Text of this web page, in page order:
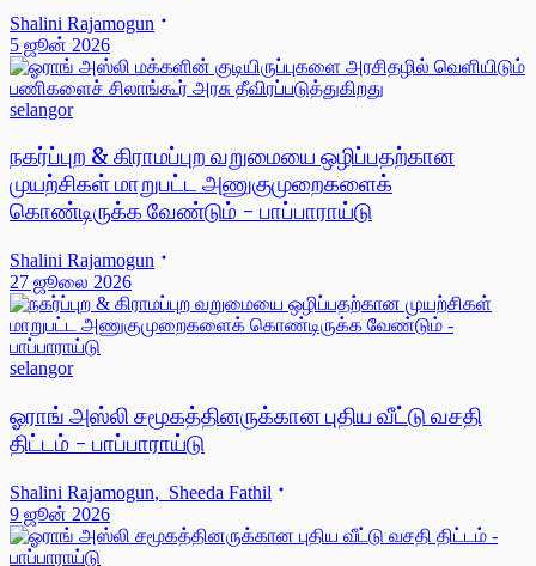
Shalini Rajamogun
5 ஜூன் 2026
selangor
நகர்ப்புற & கிராமப்புற வறுமையை ஒழிப்பதற்கான
முயற்சிகள் மாறுபட்ட அணுகுமுறைகளைக்
கொண்டிருக்க வேண்டும் - பாப்பாராய்டு
Shalini Rajamogun
27 ஜூலை 2026
selangor
ஓராங் அஸ்லி சமூகத்தினருக்கான புதிய வீட்டு வசதி
திட்டம் - பாப்பாராய்டு
Shalini Rajamogun, Sheeda Fathil
9 ஜூன் 2026